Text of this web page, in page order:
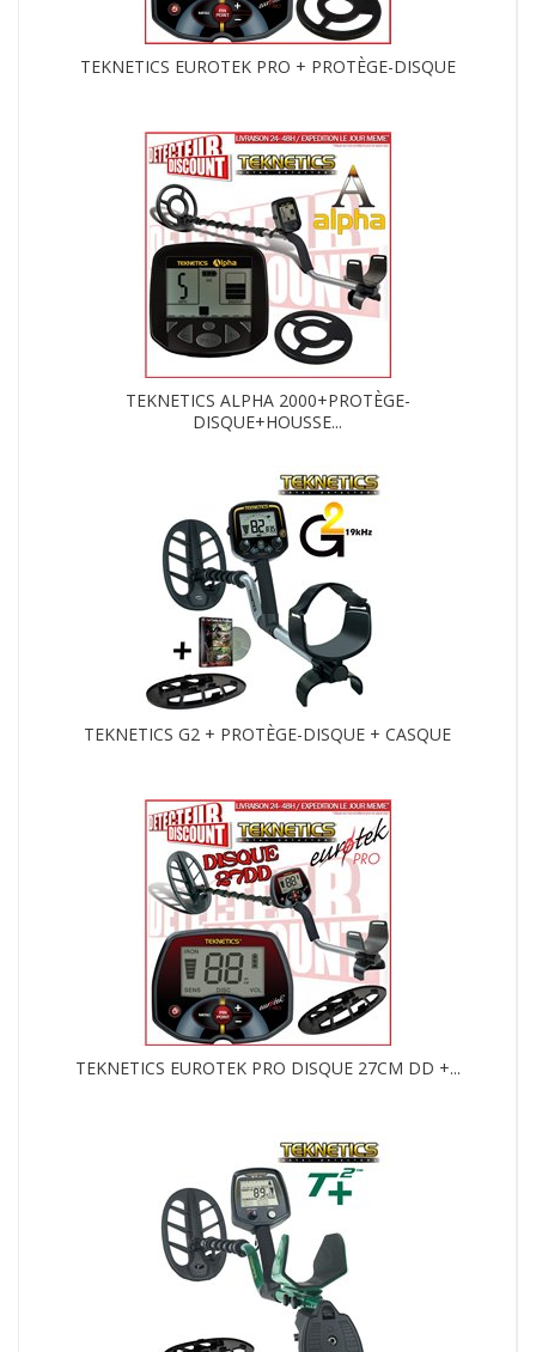
TEKNETICS EUROTEK PRO + PROTÈGE-DISQUE
TEKNETICS ALPHA 2000+PROTÈGE-
DISQUE+HOUSSE...
TEKNETICS G2 + PROTÈGE-DISQUE + CASQUE
TEKNETICS EUROTEK PRO DISQUE 27CM DD +...